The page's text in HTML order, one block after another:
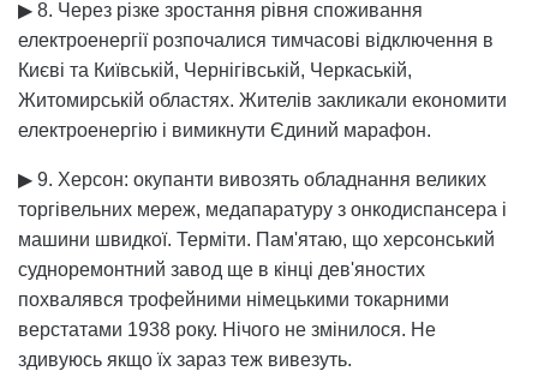
▶ 8. Через різке зростання рівня споживання
електроенергії розпочалися тимчасові відключення в
Києві та Київській, Чернігівській, Черкаській,
Житомирській областях. Жителів закликали економити
електроенергію і вимикнути Єдиний марафон.
▶ 9. Херсон: окупанти вивозять обладнання великих
торгівельних мереж, медапаратуру з онкодиспансера і
машини швидкої. Терміти. Пам'ятаю, що херсонський
судноремонтний завод ще в кінці дев'яностих
похвалявся трофейними німецькими токарними
верстатами 1938 року. Нічого не змінилося. Не
здивуюсь якщо їх зараз теж вивезуть.